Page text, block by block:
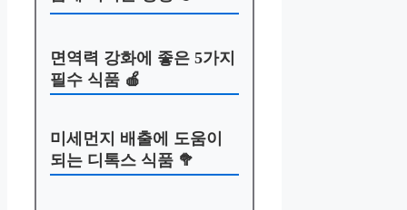
면역력 강화에 좋은 5가지
필수 식품 🍎
미세먼지 배출에 도움이
되는 디톡스 식품 🥦